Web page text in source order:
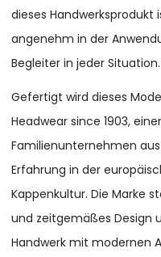
dieses Handwerksprodukt
angenehm in der
Begleiter in jeder Situation.
Gefertigt wird dieses
Headwear since 1903,
Familienunternehmen
Erfahrung in der
Kappenkultur. Die Marke
und zeitgemäßes Design
Handwerk mit modernen